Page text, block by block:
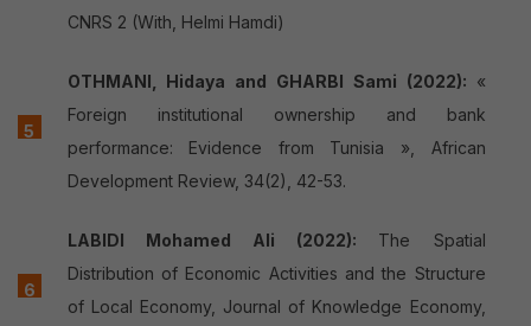
CNRS 2 (With, Helmi Hamdi)
OTHMANI, Hidaya and GHARBI Sami (2022): «
Foreign institutional ownership and bank
performance: Evidence from Tunisia », African
Development Review, 34(2), 42-53.
LABIDI Mohamed Ali (2022): The Spatial
Distribution of Economic Activities and the Structure
of Local Economy, Journal of Knowledge Economy,